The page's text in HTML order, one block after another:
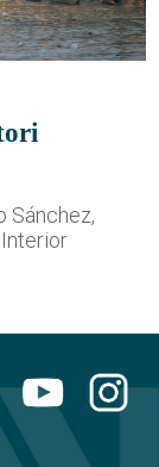
Sánchez,